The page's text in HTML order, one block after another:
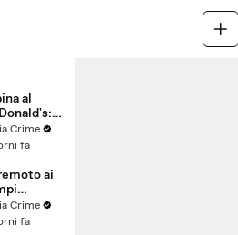
al
arresti,
di
Crime
fa
ai
250
e 21
Crime
fa